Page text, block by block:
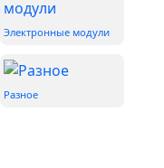
Электронные модули
Разное